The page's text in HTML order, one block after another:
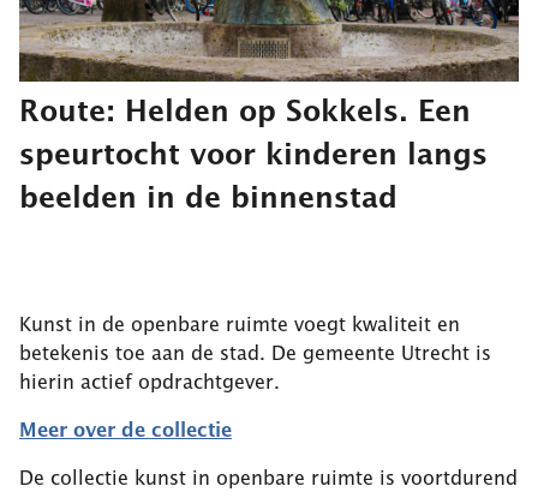
Route: Helden op Sokkels. Een
speurtocht voor kinderen langs
beelden in de binnenstad
Kunst in de openbare ruimte voegt kwaliteit en
betekenis toe aan de stad. De gemeente Utrecht is
hierin actief opdrachtgever.
Meer over de collectie
De collectie kunst in openbare ruimte is voortdurend